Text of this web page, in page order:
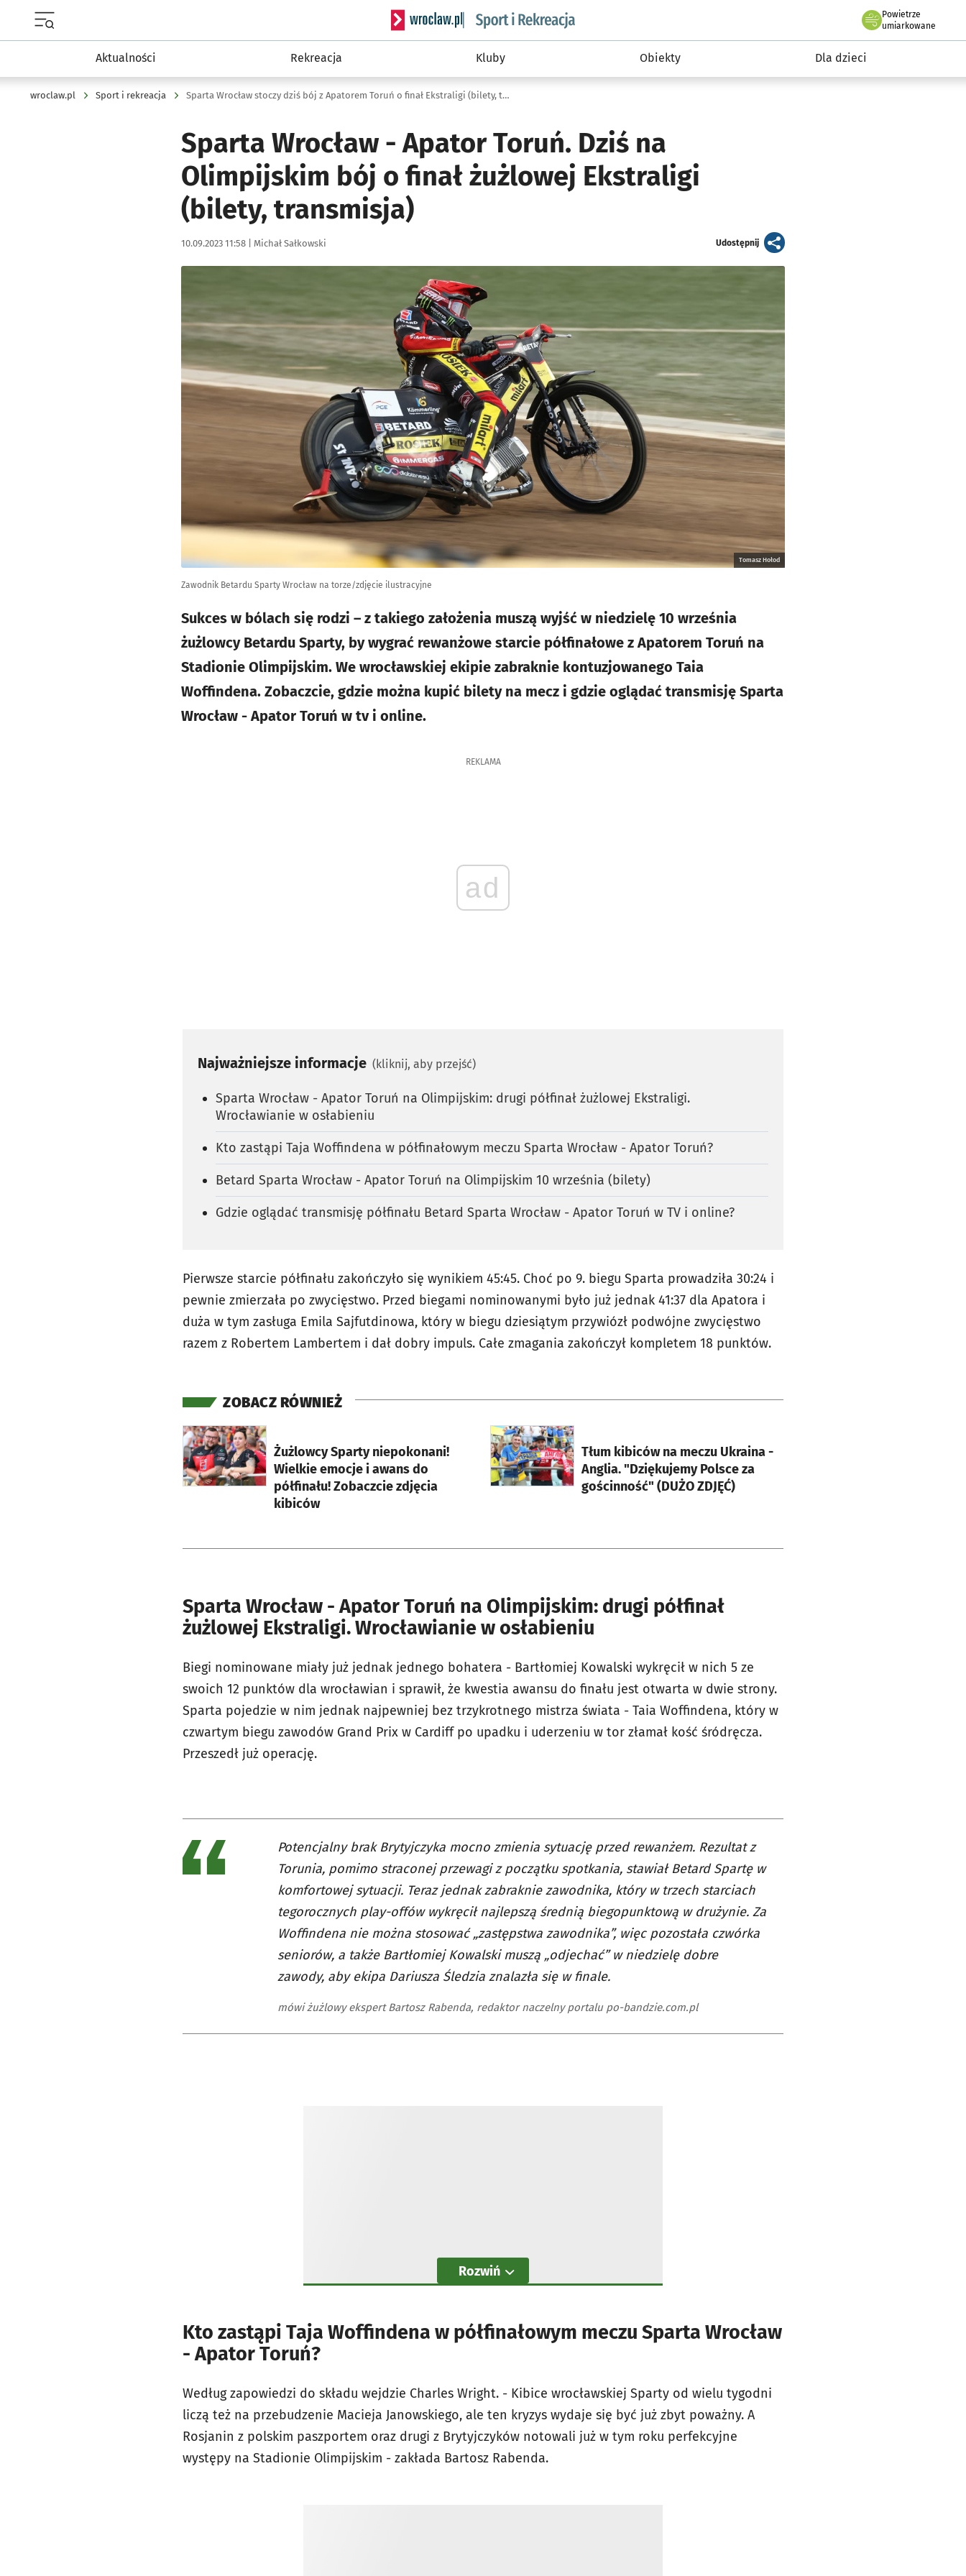
Serwis informacyjny wroclaw.pl podserwis: Sport i rekreacja
Powietrze
we Wrocławiu
umiarkowane
Aktualności Rekreacja Kluby Obiekty Dla dzieci
wroclaw.pl Sport i rekreacja Sparta Wrocław stoczy dziś bój z Apatorem Toruń o finał Ekstraligi (bilety, transmisja)
Sparta Wrocław - Apator Toruń. Dziś na
Olimpijskim bój o finał żużlowej Ekstraligi
(bilety, transmisja)
Data publikacji:
10.09.2023 11:58 | Autor:
Michał Sałkowski Udostępnijartykuł
Tomasz Hołod
Zawodnik Betardu Sparty Wrocław na torze/zdjęcie ilustracyjne
Sukces w bólach się rodzi – z takiego założenia muszą wyjść w niedzielę 10 września
żużlowcy Betardu Sparty, by wygrać rewanżowe starcie półfinałowe z Apatorem Toruń na
Stadionie Olimpijskim. We wrocławskiej ekipie zabraknie kontuzjowanego Taia
Woffindena. Zobaczcie, gdzie można kupić bilety na mecz i gdzie oglądać transmisję Sparta
Wrocław - Apator Toruń w tv i online.
REKLAMA
ad
Najważniejsze informacje (kliknij, aby przejść)
Sparta Wrocław - Apator Toruń na Olimpijskim: drugi półfinał żużlowej Ekstraligi.
Wrocławianie w osłabieniu
Kto zastąpi Taja Woffindena w półfinałowym meczu Sparta Wrocław - Apator Toruń?
Betard Sparta Wrocław - Apator Toruń na Olimpijskim 10 września (bilety)
Gdzie oglądać transmisję półfinału Betard Sparta Wrocław - Apator Toruń w TV i online?
Pierwsze starcie półfinału zakończyło się wynikiem 45:45. Choć po 9. biegu Sparta prowadziła 30:24 i
pewnie zmierzała po zwycięstwo. Przed biegami nominowanymi było już jednak 41:37 dla Apatora i
duża w tym zasługa Emila Sajfutdinowa, który w biegu dziesiątym przywiózł podwójne zwycięstwo
razem z Robertem Lambertem i dał dobry impuls. Całe zmagania zakończył kompletem 18 punktów.
ZOBACZ RÓWNIEŻ
Żużlowcy Sparty niepokonani!
Wielkie emocje i awans do
półfinału! Zobaczcie zdjęcia
kibiców
otworzy się w nowej karcie
Tłum kibiców na meczu Ukraina -
Anglia. "Dziękujemy Polsce za
gościnność" (DUŻO ZDJĘĆ)
otworzy się w nowej karcie
Sparta Wrocław - Apator Toruń na Olimpijskim: drugi półfinał
żużlowej Ekstraligi. Wrocławianie w osłabieniu
Biegi nominowane miały już jednak jednego bohatera - Bartłomiej Kowalski wykręcił w nich 5 ze
swoich 12 punktów dla wrocławian i sprawił, że kwestia awansu do finału jest otwarta w dwie strony.
Sparta pojedzie w nim jednak najpewniej bez trzykrotnego mistrza świata - Taia Woffindena, który w
czwartym biegu zawodów Grand Prix w Cardiff po upadku i uderzeniu w tor złamał kość śródręcza.
Przeszedł już operację.
Potencjalny brak Brytyjczyka mocno zmienia sytuację przed rewanżem. Rezultat z
Torunia, pomimo straconej przewagi z początku spotkania, stawiał Betard Spartę w
komfortowej sytuacji. Teraz jednak zabraknie zawodnika, który w trzech starciach
tegorocznych play-offów wykręcił najlepszą średnią biegopunktową w drużynie. Za
Woffindena nie można stosować „zastępstwa zawodnika”, więc pozostała czwórka
seniorów, a także Bartłomiej Kowalski muszą „odjechać” w niedzielę dobre
zawody, aby ekipa Dariusza Śledzia znalazła się w finale.
mówi żużlowy ekspert Bartosz Rabenda, redaktor naczelny portalu po-bandzie.com.pl
Rozwiń
Kto zastąpi Taja Woffindena w półfinałowym meczu Sparta Wrocław
- Apator Toruń?
Według zapowiedzi do składu wejdzie Charles Wright. - Kibice wrocławskiej Sparty od wielu tygodni
liczą też na przebudzenie Macieja Janowskiego, ale ten kryzys wydaje się być już zbyt poważny. A
Rosjanin z polskim paszportem oraz drugi z Brytyjczyków notowali już w tym roku perfekcyjne
występy na Stadionie Olimpijskim - zakłada Bartosz Rabenda.